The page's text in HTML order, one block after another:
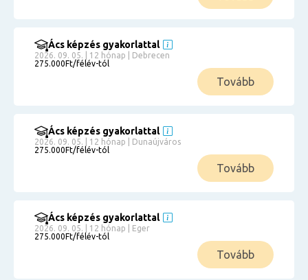
Ács képzés gyakorlattal
2026. 09. 05. | 12 hónap | Debrecen
275.000Ft/félév-tól
Tovább
Ács képzés gyakorlattal
2026. 09. 05. | 12 hónap | Dunaújváros
275.000Ft/félév-tól
Tovább
Ács képzés gyakorlattal
2026. 09. 05. | 12 hónap | Eger
275.000Ft/félév-tól
Tovább